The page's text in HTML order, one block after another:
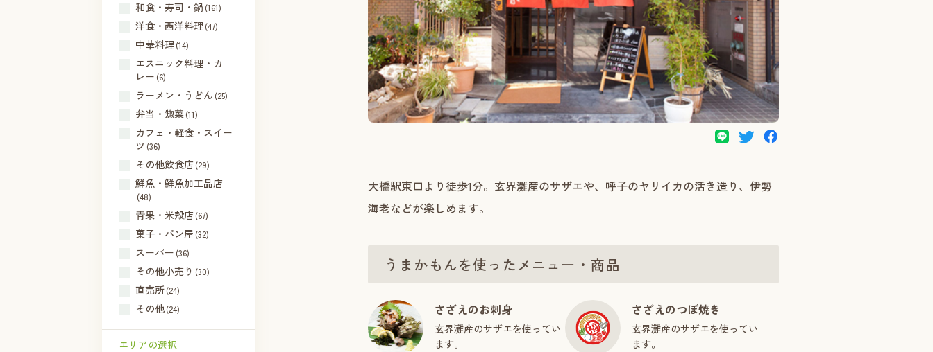
和食・寿司・鍋 (161)
洋食・西洋料理 (47)
中華料理 (14)
エスニック料理・カ
レー (6)
ラーメン・うどん (25)
弁当・惣菜(11)
カフェ・軽食・スイー
ツ (36)
その他飲食店(29)
鮮魚・鮮魚加工品店
(48)
青果・米殻店(67)
菓子・パン屋 (32)
スーパー (36)
その他小売り (30)
直売所(24)
その他(24)
エリアの選択
大橋駅東口より徒歩1分。玄界灘産のサザエや、呼子のヤリイカの活き造り、伊勢
海老などが楽しめます。
うまかもんを使ったメニュー・商品
さざえのお刺身
玄界灘産のサザエを使ってい
ます。
さざえのつぼ焼き
玄界灘産のサザエを使ってい
ます。